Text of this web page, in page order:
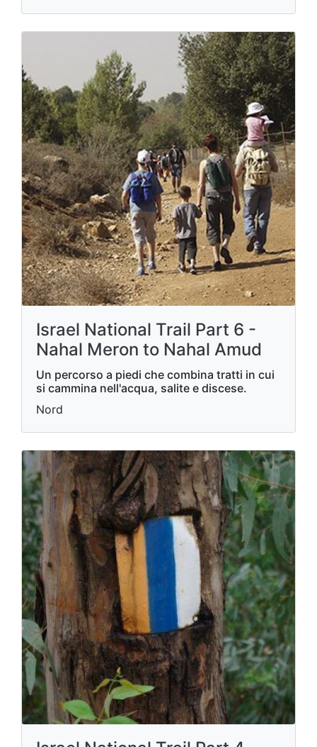
Israel National Trail Part 6 -
Nahal Meron to Nahal Amud
Un percorso a piedi che combina tratti in cui
si cammina nell'acqua, salite e discese.
Nord